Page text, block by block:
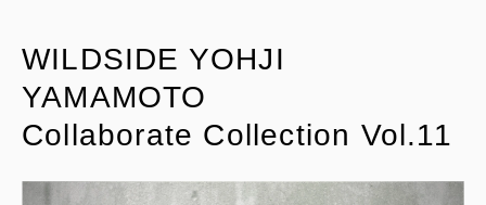
WILDSIDE YOHJI
YAMAMOTO
Collaborate Collection Vol.11